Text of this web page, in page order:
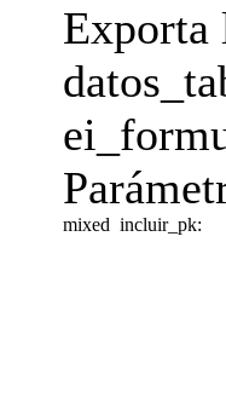
Exporta
mixed incluir_pk: